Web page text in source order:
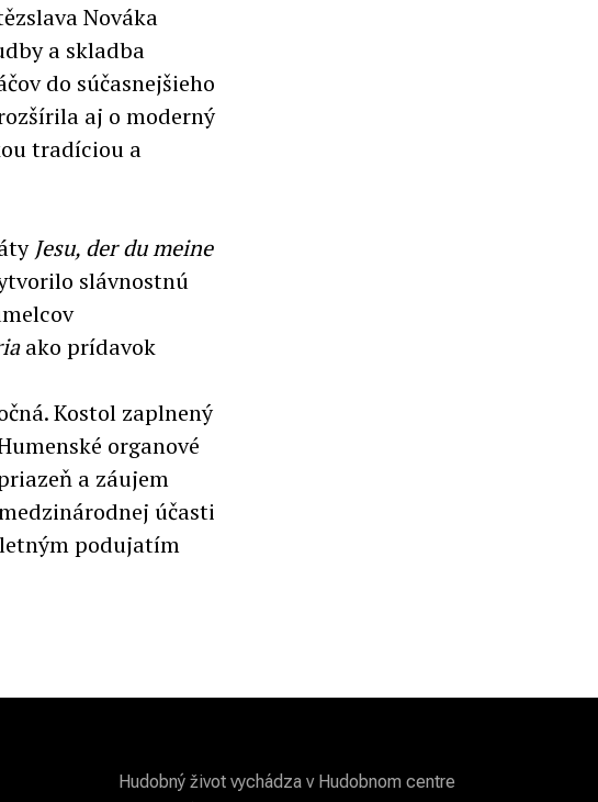
Nováka
a skladba
do súčasnejšieho
aj o moderný
tradíciou a
Jesu, der du meine
slávnostnú
ako prídavok
Kostol zaplnený
organové
a záujem
účasti
podujatím
Hudobný život vychádza v Hudobnom centre